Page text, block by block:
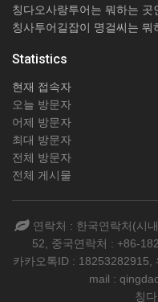
칭다오사랑투어는 뭐하는 곳
칭사투어길잡이 명걸씨는 뭐
Statistics
현재 접속자
오늘 방문자
어제 방문자
최대 방문자
전체 방문자
전체 게시물
연락처 : 한국연락처(시
52, 중국연락처 : +86-
카카오톡ID : 18253282915,
mail :
칭